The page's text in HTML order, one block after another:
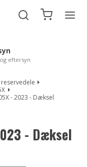
eftersyn
- 2023 - Dæksel
- Dæksel